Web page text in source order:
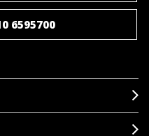
6595700